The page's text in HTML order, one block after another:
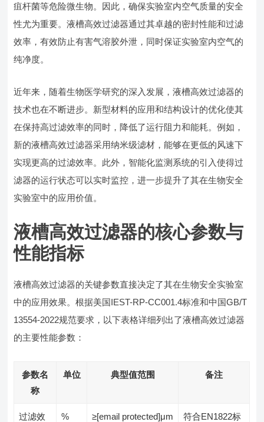
疽杆菌等危险微生物。因此，确保实验室内空气质量的安全
性尤为重要。液槽高效过滤器通过其卓越的密封性能和过滤
效率，有效防止有害气溶胶外泄，同时保证实验室内空气的
纯净度。
近年来，随着生物医学研究的深入发展，液槽高效过滤器的
技术也在不断进步。新型材料的应用和结构设计的优化使其
在保持高过滤效率的同时，降低了运行阻力和能耗。例如，
新的液槽高效过滤器采用纳米级滤材，能够在更低的风速下
实现更高的过滤效率。此外，智能化监测系统的引入使得过
滤器的运行状态可以实时监控，进一步提升了其在生物安全
实验室中的应用价值。
液槽高效过滤器的核心参数与
性能指标
液槽高效过滤器的关键参数直接决定了其在生物安全实验室
中的应用效果。根据美国IEST-RP-CC001.4标准和中国GB/T
13554-2022规范要求，以下表格详细列出了液槽高效过滤器
的主要性能参数：
参数名
称
单位 典型值范围 备注
过滤效
% ≥[email protected]μm
符合EN1822标